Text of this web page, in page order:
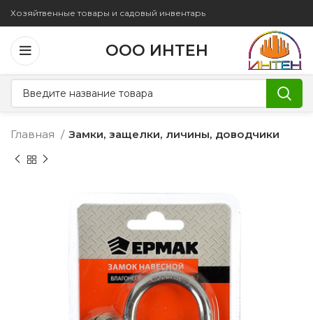
Хозяйтвенные товары и садовый инвентарь
ООО ИНТЕН
Главная Замки, защелки, личины, доводчики